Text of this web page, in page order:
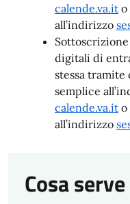
calende.va.it o
all’indirizzo
digitali di
stessa tramite
semplice
calende.va.it o
all’indirizzo
Cosa serve